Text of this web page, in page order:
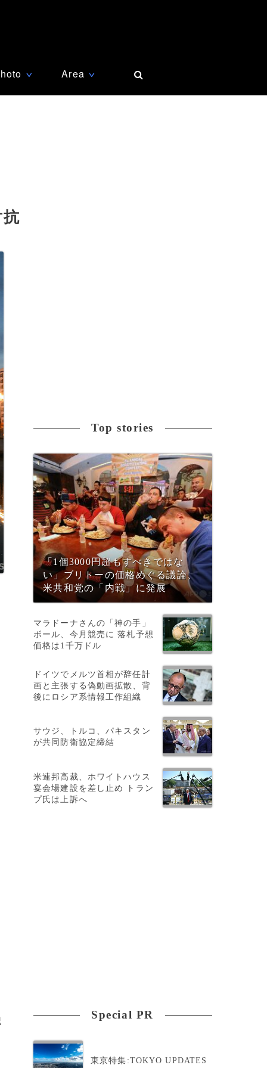
∨ Area ∨
Top stories
「1個3000円超もすべきではな
い」ブリトーの価格めぐる議論、
米共和党の「内戦」に発展
マラドーナさんの「神の手」
ボール、今月競売に 落札予想
価格は1千万ドル
ドイツでメルツ首相が辞任計
画と主張する偽動画拡散、背
後にロシア系情報工作組織
サウジ、トルコ、パキスタン
が共同防衛協定締結
米連邦高裁、ホワイトハウス
宴会場建設を差し止め トラン
プ氏は上訴へ
Special PR
東京特集:TOKYO UPDATES